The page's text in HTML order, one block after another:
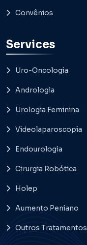
Convênios
Services
Uro-Oncologia
Andrologia
Urologia Feminina
Videolaparoscopia
Endourologia
Cirurgia Robótica
Holep
Aumento Peniano
Outros Tratamentos